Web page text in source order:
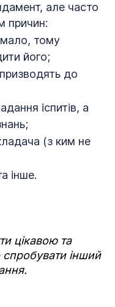
але часто
причин:
мало, тому
його;
до
іспитів, а
(з ким не
інше.
цікавою та
інший